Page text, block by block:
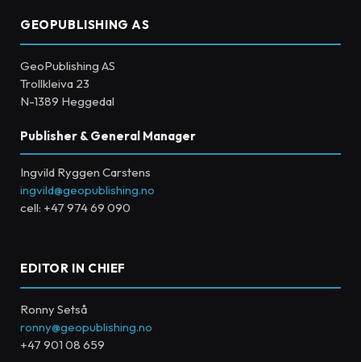
GEOPUBLISHING AS
GeoPublishing AS
Trollkleiva 23
N-1389 Heggedal
Publisher & General Manager
Ingvild Ryggen Carstens
ingvild@geopublishing.no
cell: +47 974 69 090
EDITOR IN CHIEF
Ronny Setså
ronny@geopublishing.no
+47 901 08 659